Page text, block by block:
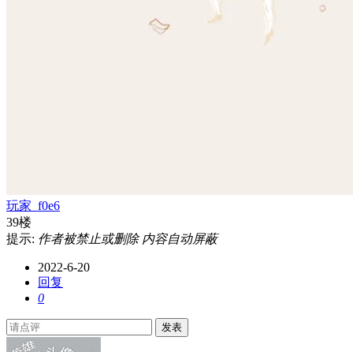
玩家_f0e6
39楼
提示: 作者被禁止或删除 内容自动屏蔽
2022-6-20
回复
0
发表